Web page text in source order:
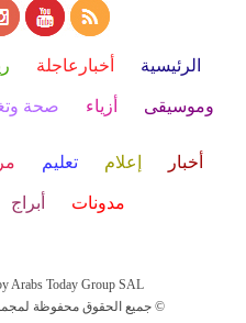
الرئيسية أخبارعاجلة
وموسيقى أزياء صحة
أخبار إعلام تعليم
مدونات أبراج
Arabs Today Group SAL
جميع الحقوق محفوظة لمجموعة العرب اليوم الاعلامية 2025 ©